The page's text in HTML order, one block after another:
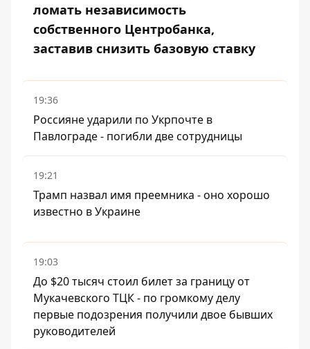
ломать независимость
собственного Центробанка,
заставив снизить базовую ставку
19:36
Россияне ударили по Укрпочте в
Павлограде - погибли две сотрудницы
19:21
Трамп назвал имя преемника - оно хорошо
известно в Украине
19:03
До $20 тысяч стоил билет за границу от
Мукачевского ТЦК - по громкому делу
первые подозрения получили двое бывших
руководителей